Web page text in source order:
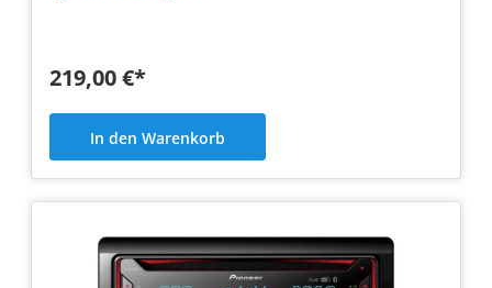
219,00 €*
In den Warenkorb